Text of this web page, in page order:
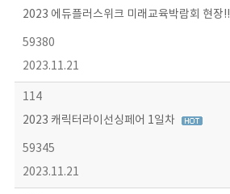
2023 에듀플러스위크 미래교육박람회 현장!!
59380
2023.11.21
114
2023 캐릭터라이선싱페어 1일차
59345
2023.11.21